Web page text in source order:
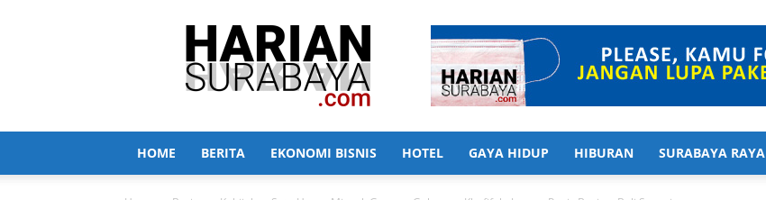
Harian
Surabaya
HOME BERITA EKONOMI BISNIS HOTEL GAYA HIDUP HIBURAN SURABAYA RAYA